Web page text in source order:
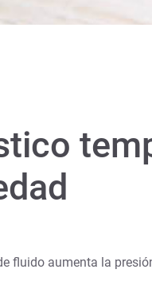
fluido aumenta la